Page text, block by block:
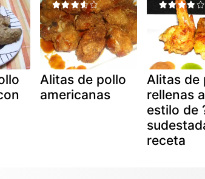
Alitas de pollo
americanas
Alitas de
rellenas
estilo de
receta